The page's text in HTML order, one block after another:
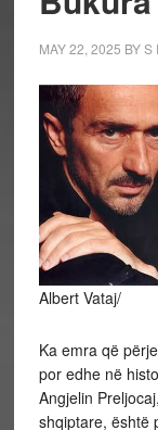
MAY 22, 2025 BYS
Albert Vataj/
Ka emra që
por edhe në
Angjelin
shqiptare, është